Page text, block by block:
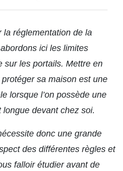
la réglementation de la
ici les limites
sur les portails. Mettre en
sa maison est une
lorsque l’on possède une
devant chez soi.
donc une grande
des différentes règles et
falloir étudier avant de